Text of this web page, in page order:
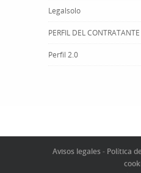
Legalsolo
PERFIL DEL CONTRATANTE
Perfil 2.0
Avisos legales- Política